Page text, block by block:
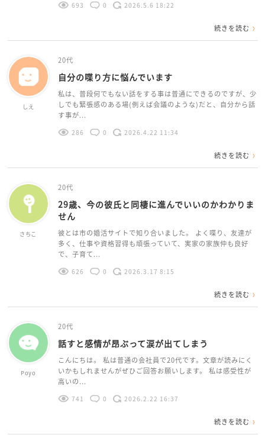
693 0 2026.5.6 18:22
続きを読む
しえ
20代
自分の喋り方に悩んでいます
私は、普段何でもない話をする事は普通にできるのですが、少
しでも緊張感のある場(例えば会議のような)だと、自分から話
す事が...
286 0 2026.4.22 11:34
続きを読む
さちこ
20代
29歳、今の彼氏と同棲に進んでいいのかわかりま
せん
彼とは市の婚活サイトで知り合いました。 よく喋り、友達が
多く、仕事や資格習得も頑張っていて、実家の家族仲も良好
で、子育て...
626 0 2026.3.17 8:15
続きを読む
Poyo
20代
話すと感情が昂ぶって涙が出てしまう
こんにちは。 私は普通の会社員で20代です。文章が読みにく
いかもしれませんがぜひご回答お願いします。 私は感受性が
高いの...
741 0 2026.2.22 16:37
続きを読む